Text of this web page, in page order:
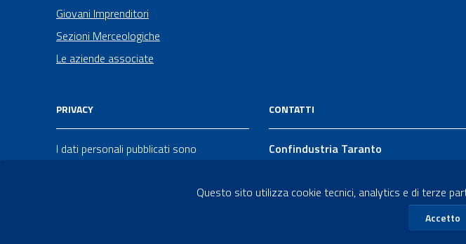
Giovani Imprenditori
Sezioni Merceologiche
Le aziende associate
PRIVACY
I dati personali pubblicati sono
CONTATTI
Confindustria Taranto
Questo sito utilizza cookie tecnici, analytics e di terze
Accetto